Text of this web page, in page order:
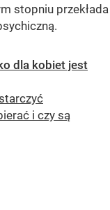
stopniu przekłada
dla kobiet jest
i czy są